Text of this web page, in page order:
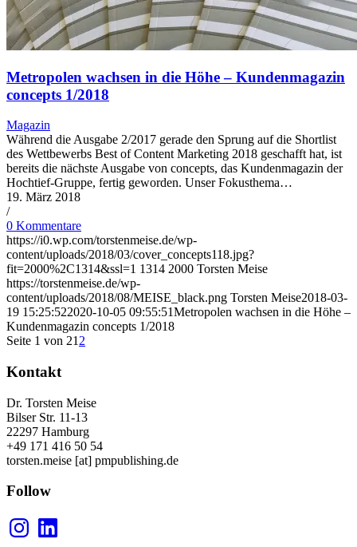
Metropolen wachsen in die Höhe – Kundenmagazin
concepts 1/2018
Magazin
Während die Ausgabe 2/2017 gerade den Sprung auf die Shortlist
des Wettbewerbs Best of Content Marketing 2018 geschafft hat, ist
bereits die nächste Ausgabe von concepts, das Kundenmagazin der
Hochtief-Gruppe, fertig geworden. Unser Fokusthema…
19. März 2018
/
0 Kommentare
https://i0.wp.com/torstenmeise.de/wp-
content/uploads/2018/03/cover_concepts118.jpg?
fit=2000%2C1314&ssl=1 1314 2000 Torsten Meise
https://torstenmeise.de/wp-
content/uploads/2018/08/MEISE_black.png Torsten Meise2018-03-
19 15:25:522020-10-05 09:55:51Metropolen wachsen in die Höhe –
Kundenmagazin concepts 1/2018
Seite 1 von 21 2
Kontakt
Dr. Torsten Meise
Bilser Str. 11-13
22297 Hamburg
+49 171 416 50 54
torsten.meise [at] pmpublishing.de
Follow
InstagramLinkedIn